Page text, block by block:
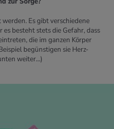
Es gibt verschiedene
besteht stets die Gefahr, dass
die im ganzen Körper
begünstigen sie Herz-
weiter...)